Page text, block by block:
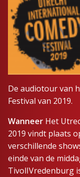
De audiotour van
Festival van 2019.
Wanneer Het
2019 vindt plaats
verschillende
einde van de
TivolIVredenburg